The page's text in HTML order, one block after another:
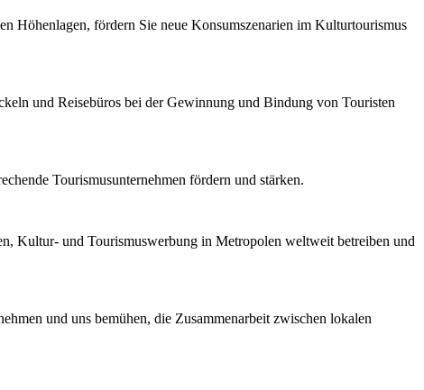
Höhenlagen, fördern Sie neue Konsumszenarien im Kulturtourismus
und Reisebüros bei der Gewinnung und Bindung von Touristen
Tourismusunternehmen fördern und stärken.
Kultur- und Tourismuswerbung in Metropolen weltweit betreiben und
und uns bemühen, die Zusammenarbeit zwischen lokalen